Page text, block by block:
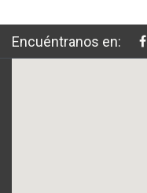
Encuéntranos en: